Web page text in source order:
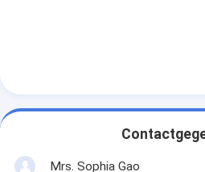
Mrs. Sophia Gao